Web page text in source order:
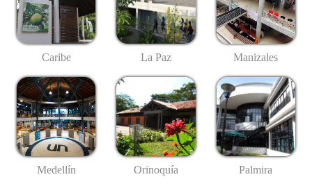
Caribe La Paz Manizales
Medellín Orinoquía Palmira